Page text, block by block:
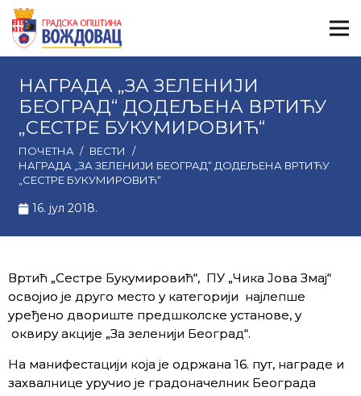
НАГРАДА „ЗА ЗЕЛЕНИЈИ
БЕОГРАД“ ДОДЕЉЕНА ВРТИЋУ
„СЕСТРЕ БУКУМИРОВИЋ“
ПОЧЕТНА / ВЕСТИ
/
НАГРАДА „ЗА ЗЕЛЕНИЈИ БЕОГРАД“ ДОДЕЉЕНА ВРТИЋУ
„СЕСТРЕ БУКУМИРОВИЋ“
16. јул 2018.
Вртић „Сестре Букумировић“, ПУ „Чика Јова Змај“
освојио је друго место у категорији најлепше
уређено двориште предшколске установе, у
оквиру акције „За зеленији Београд“.
На манифестацији која је одржана 16. пут, награде и
захвалнице уручио је градоначелник Београда